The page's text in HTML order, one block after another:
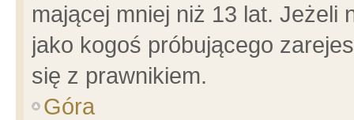
mającej mniej niż 13 lat. Jeżeli
jako kogoś próbującego
się z prawnikiem.
Góra